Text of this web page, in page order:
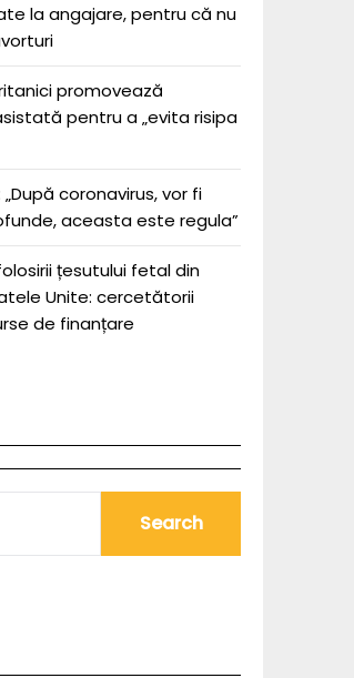
la angajare, pentru că nu
promovează
pentru a „evita risipa
„După coronavirus, vor fi
aceasta este regula”
țesutului fetal din
Unite: cercetătorii
de finanțare